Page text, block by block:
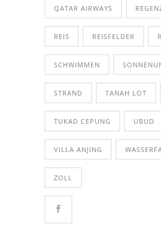
QATAR AIRWAYS
REIS REISFELDER
SCHWIMMEN
STRAND TANAH LOT
TUKAD CEPUNG UBUD
VILLA ANJING
ZOLL